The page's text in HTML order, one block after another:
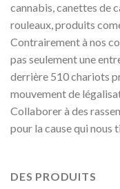
cannabis, canettes de
rouleaux, produits
Contrairement à nos
pas seulement une
derrière 510 chariots
mouvement de
Collaborer à des
pour la cause qui nous
DES PRODUITS